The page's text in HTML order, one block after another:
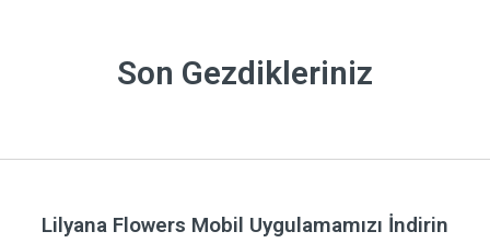
Son Gezdikleriniz
Lilyana Flowers Mobil Uygulamamızı İndirin